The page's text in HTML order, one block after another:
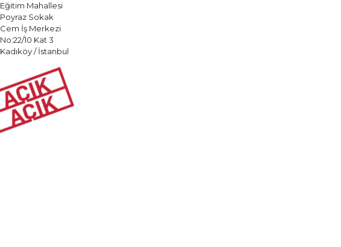
Eğitim Mahallesi
Poyraz Sokak
Cem İş Merkezi
No:22/10 Kat 3
Kadıköy / İstanbul